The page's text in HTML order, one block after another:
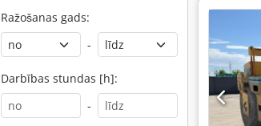
Ražošanas gads:
-
Darbības stundas [h]:
-